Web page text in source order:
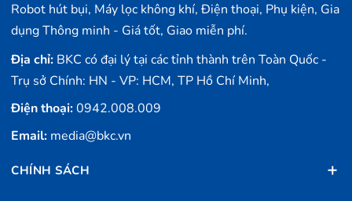
Robot hút bụi, Máy lọc không khí, Điện thoại, Phụ kiện, Gia
dụng Thông minh - Giá tốt, Giao miễn phí.
Địa chỉ: BKC có đại lý tại các tỉnh thành trên Toàn Quốc -
Trụ sở Chính: HN - VP: HCM, TP Hồ Chí Minh,
Điện thoại:0942.008.009
Email: media@bkc.vn
CHÍNH SÁCH